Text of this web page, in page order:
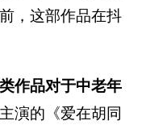
，这部作品在抖
作品对于中老年
演的《爱在胡同